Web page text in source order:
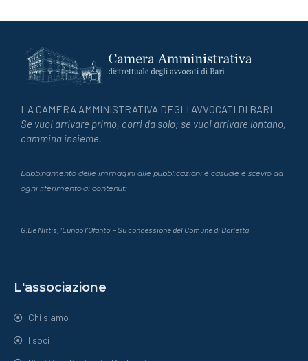
LA CAMERA AMMINISTRATIVA DEGLI AVVOCATI DI BARI
Se vuoi arrivare primo, corri da solo; se vuoi arrivare lontano,
cammina insieme.
L’abbinamento delle immagini alle pubblicazioni è casuale e scevro da
ogni riferimento ai contenuti
G.De Nittis, ‘Lungo l’Ofanto’ – Su concessione del Comune di Barletta
L'associazione
Chi siamo
I soci